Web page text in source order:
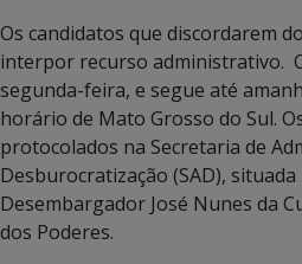
Os candidatos que discordarem
interpor recurso administrativo.
segunda-feira, e segue até
horário de Mato Grosso do Sul.
protocolados na Secretaria de
Desburocratização (SAD), situada
Desembargador José Nunes da
dos Poderes.